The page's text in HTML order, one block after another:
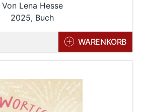
Von Lena Hesse
2025, Buch
WARENKORB